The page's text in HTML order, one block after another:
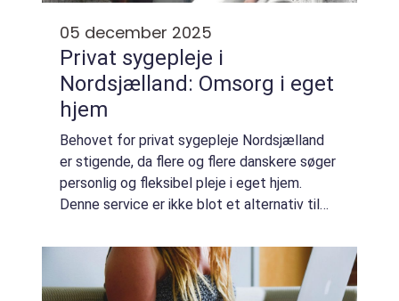
05 december 2025
Privat sygepleje i
Nordsjælland: Omsorg i eget
hjem
Behovet for privat sygepleje Nordsjælland
er stigende, da flere og flere danskere søger
personlig og fleksibel pleje i eget hjem.
Denne service er ikke blot et alternativ til
tilpasset supplemen...